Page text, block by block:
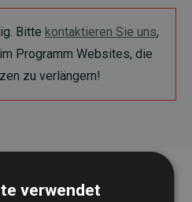
Bitte kontaktieren Sie uns,
Programm Websites, die
zu verlängern!
verwendet